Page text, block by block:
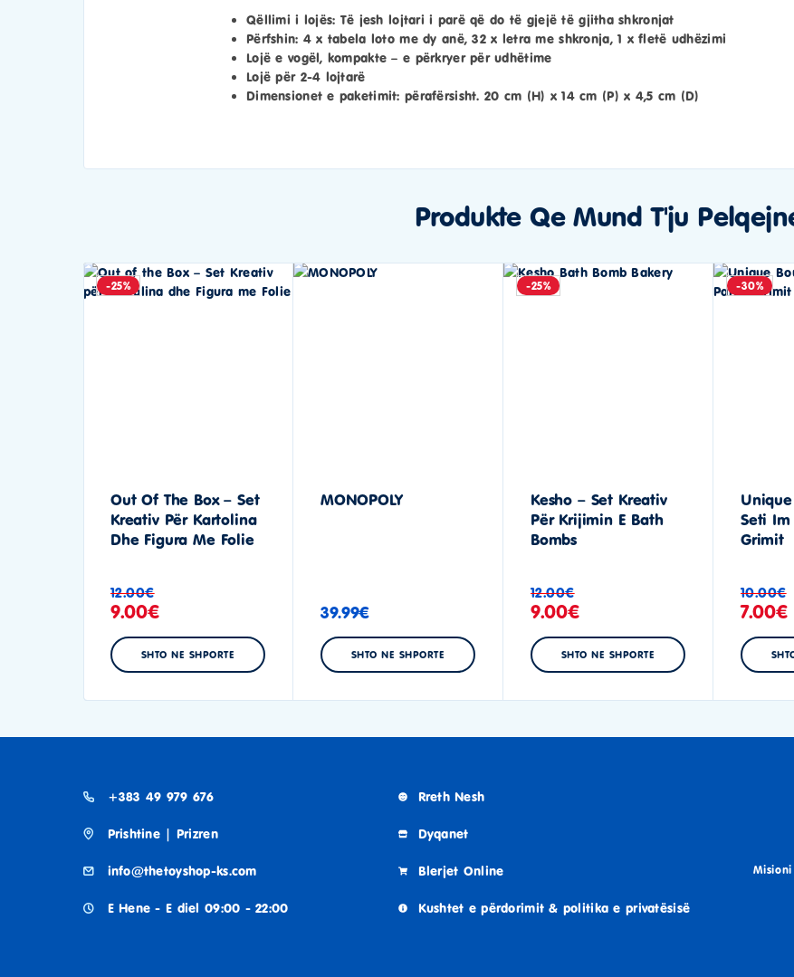
Qëllimi i lojës: Të jesh lojtari i parë që do të gjejë të gjitha shkronjat
Përfshin: 4 x tabela loto me dy anë, 32 x letra me shkronja, 1 x fletë udhëzimi
Lojë e vogël, kompakte – e përkryer për udhëtime
Lojë për 2-4 lojtarë
Dimensionet e paketimit: përafërsisht. 20 cm (H) x 14 cm (P) x 4,5 cm (D)
Produkte Qe Mund T'ju
-25%
Out Of The Box – Set
Kreativ Për Kartolina
Dhe Figura Me Folie
12.00€
9.00€
SHTO NE SHPORTE
MONOPOLY
39.99€
SHTO NE SHPORTE
-25%
Kesho – Set Kreativ
Për Krijimin E Bath
Bombs
12.00€
9.00€
SHTO NE SHPORTE
-30%
Seti
Grimit
10.00€
7.00€
+383 49 979 676
Prishtine | Prizren
info@thetoyshop-ks.com
E Hene - E diel 09:00 - 22:00
Rreth Nesh
Dyqanet
Blerjet Online
Kushtet e përdorimit & politika e privatësisë